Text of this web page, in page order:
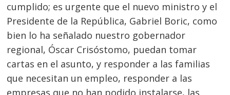
cumplido; es urgente que el nuevo ministro y el
Presidente de la República, Gabriel Boric, como
bien lo ha señalado nuestro gobernador
regional, Óscar Crisóstomo, puedan tomar
cartas en el asunto, y responder a las familias
que necesitan un empleo, responder a las
empresas que no han podido instalarse, las